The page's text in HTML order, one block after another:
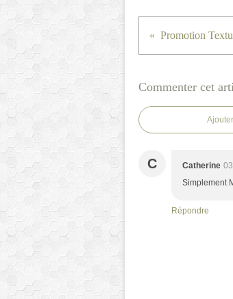
Promotion
Commenter cet
C Catherine
Simplement
Répondre